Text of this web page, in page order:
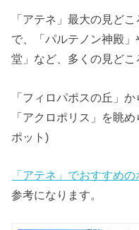
「アテネ」最大の見ど
で、「パルテノン神殿
堂」など、多くの見どこ
「フィロパポスの丘」
「アクロポリス」を眺
ポット)
「アテネ」でおすすめ
参考になります。